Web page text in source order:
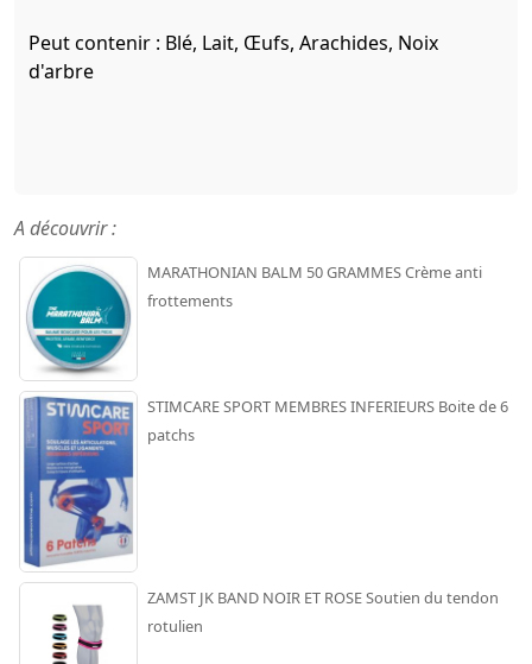
Peut contenir : Blé, Lait, Œufs, Arachides, Noix
d'arbre
A découvrir :
MARATHONIAN BALM 50 GRAMMES Crème anti
frottements
STIMCARE SPORT MEMBRES INFERIEURS Boite de 6
patchs
ZAMST JK BAND NOIR ET ROSE Soutien du tendon
rotulien